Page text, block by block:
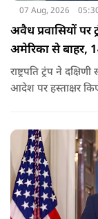
07 Aug, 2026
अवैध प्रवासियों पर
अमेरिका से बाहर,
राष्ट्रपति ट्रंप ने
आदेश पर हस्ताक्षर